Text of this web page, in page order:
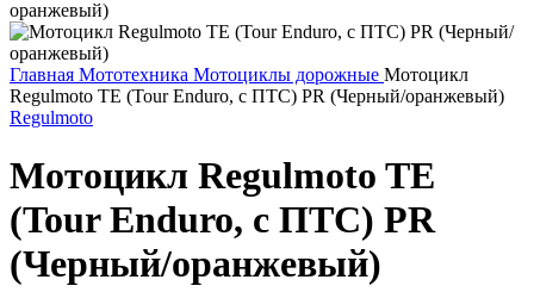
Главная Мототехника Мотоциклы дорожные Мотоцикл
Regulmoto TE (Tour Enduro, с ПТС) PR (Черный/оранжевый)
Regulmoto
Мотоцикл Regulmoto TE
(Tour Enduro, с ПТС) PR
(Черный/оранжевый)